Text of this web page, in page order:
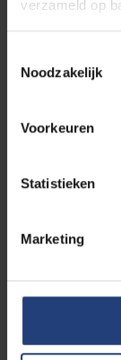
verzameld op
Noodzakelijk
Voorkeuren
Statistieken
Marketing
Maatschappij